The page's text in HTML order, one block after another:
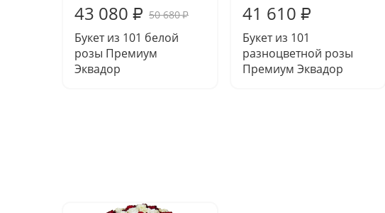
43 080 ₽ 50 680₽
Букет из 101 белой
розы Премиум
Эквадор
41 610 ₽
Букет из 101
разноцветной розы
Премиум Эквадор